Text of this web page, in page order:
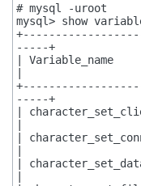
# mysql -uroot
mysql> show
-----+
| Variable_name
|
-----+
|
|
|
|
|
|